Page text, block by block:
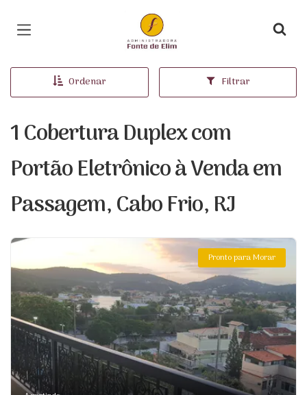
Página inicial
Ordenar Filtrar
1 Cobertura Duplex com
Portão Eletrônico à Venda em
Passagem, Cabo Frio, RJ
Pronto para Morar